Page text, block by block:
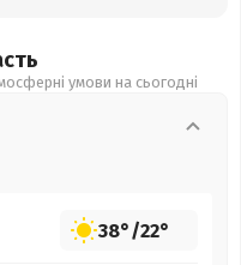
умови на сьогодні
38°/22°